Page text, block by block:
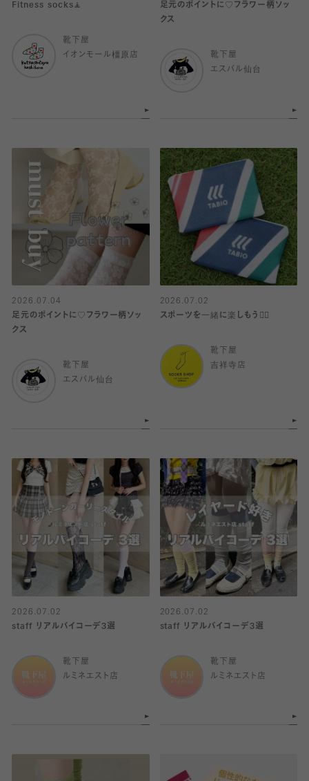
Fitness socks🧘
靴下屋
イオンモール橿原店
足元のポイントに♡フラワー柄ソッ
クス
靴下屋
エスパル仙台
2026.07.04
足元のポイントに♡フラワー柄ソッ
クス
靴下屋
エスパル仙台
2026.07.02
スポーツを一緒に楽しもう🏋️‍♀️
靴下屋
吉祥寺店
2026.07.02
staff リアルバイコーデ3選
靴下屋
ルミネエスト店
2026.07.02
staff リアルバイコーデ3選
靴下屋
ルミネエスト店